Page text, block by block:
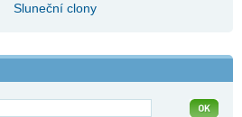
Sluneční clony